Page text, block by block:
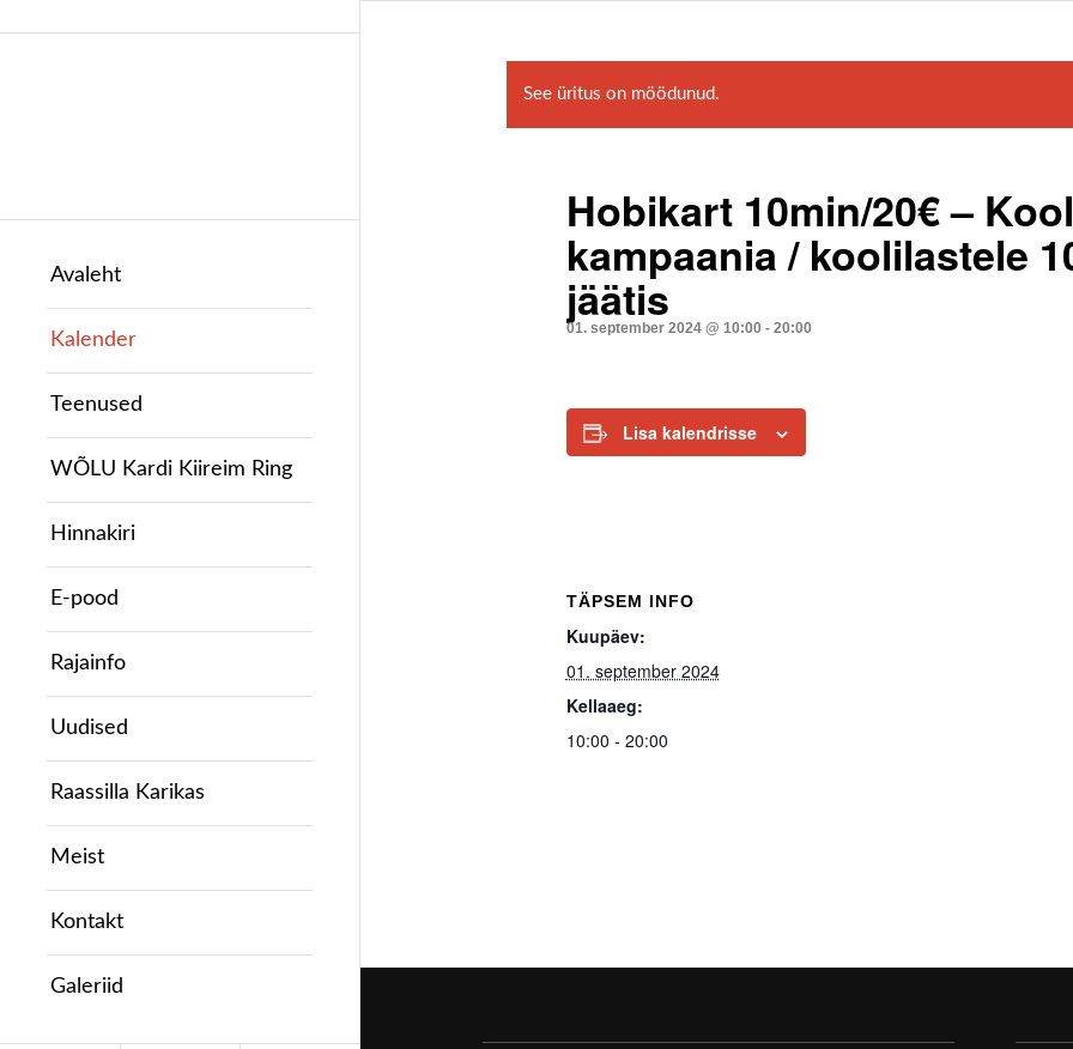
Avaleht
Kalender
Teenused
WÕLU Kardi Kiireim Ring
Hinnakiri
E-pood
Rajainfo
Uudised
Raassilla Karikas
Meist
Kontakt
Galeriid
See üritus on möödunud.
Hobikart 10min/20€ –
kampaania / koolilastele
jäätis
01. september 2024 @ 10:00 - 20:00
Lisa kalendrisse
TÄPSEM INFO
Kuupäev:
01. september 2024
Kellaaeg:
10:00 - 20:00